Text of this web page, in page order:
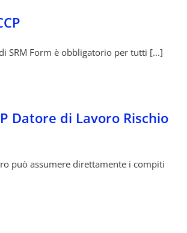
SRM Form è obbligatorio per tutti [...]
Datore di Lavoro Rischio
può assumere direttamente i compiti